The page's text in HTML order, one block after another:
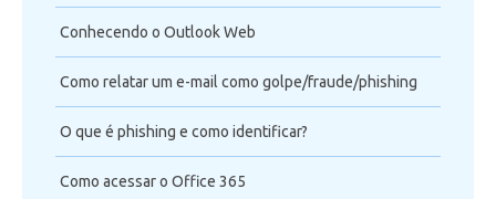
Conhecendo o Outlook Web
Como relatar um e-mail como golpe/fraude/phishing
O que é phishing e como identificar?
Como acessar o Office 365